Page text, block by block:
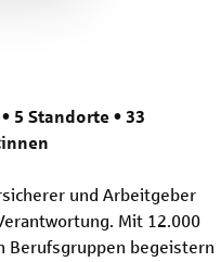
5 Standorte • 33
und Arbeitgeber
Mit 12.000
Berufsgruppen begeistern